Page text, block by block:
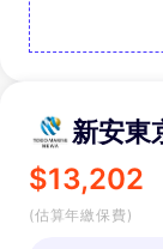
新安東
$13,202
(估算年繳保費)